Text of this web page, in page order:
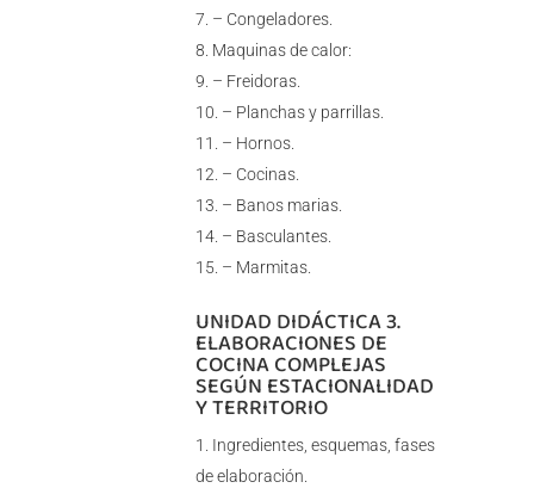
– Congeladores.
Maquinas de calor:
– Freidoras.
– Planchas y parrillas.
– Hornos.
– Cocinas.
– Banos marias.
– Basculantes.
– Marmitas.
UNIDAD DIDÁCTICA 3.
ELABORACIONES DE
COCINA COMPLEJAS
SEGÚN ESTACIONALIDAD
Y TERRITORIO
Ingredientes, esquemas, fases
de elaboración.